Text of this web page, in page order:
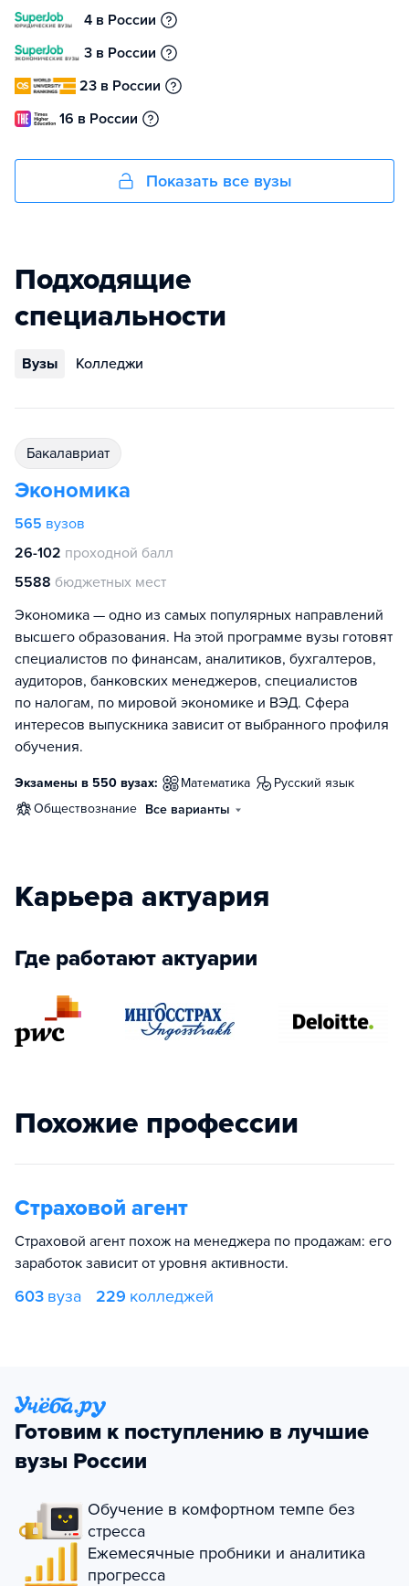
4 в России
3 в России
23 в России
16 в России
Показать все вузы
Подходящие
специальности
Вузы Колледжи
бакалавриат
Экономика
565 вузов
26-102 проходной балл
5588 бюджетных мест
Экономика — одно из самых популярных направлений
высшего образования. На этой программе вузы готовят
специалистов по финансам, аналитиков, бухгалтеров,
аудиторов, банковских менеджеров, специалистов
по налогам, по мировой экономике и ВЭД. Сфера
интересов выпускника зависит от выбранного профиля
обучения.
Экзамены в 550 вузах: математика
русский язык
обществознание Все варианты
Карьера актуария
Где работают актуарии
Похожие профессии
Страховой агент
Страховой агент похож на менеджера по продажам: его
заработок зависит от уровня активности.
603 вуза 229 колледжей
Готовим к поступлению в лучшие
вузы России
Обучение в комфортном темпе без
стресса
Ежемесячные пробники и аналитика
прогресса